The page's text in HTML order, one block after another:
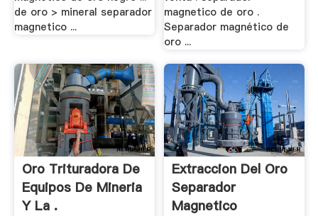
de oro > mineral separador
magnetico ...
magnetico de oro .
Separador magnético de
oro ...
Oro Trituradora De
Equipos De Mineria
Y La .
Extraccion Del Oro
Separador
Magnetico